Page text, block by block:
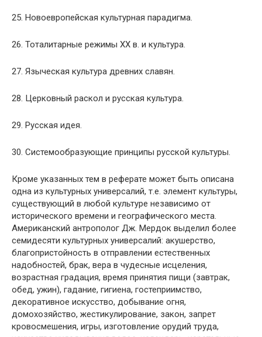
25. Новоевропейская культурная парадигма.
26. Тоталитарные режимы ХХ в. и культура.
27. Языческая культура древних славян.
28. Церковный раскол и русская культура.
29. Русская идея.
30. Системообразующие принципы русской культуры.
Кроме указанных тем в реферате может быть описана
одна из культурных универсалий, т.е. элемент культуры,
существующий в любой культуре независимо от
исторического времени и географического места.
Американский антрополог Дж. Мердок выделил более
семидесяти культурных универсалий: акушерство,
благопристойность в отправлении естественных
надобностей, брак, вера в чудесные исцеления,
возрастная градация, время принятия пищи (завтрак,
обед, ужин), гадание, гигиена, гостеприимство,
декоративное искусство, добывание огня,
домохозяйство, жестикулирование, закон, запрет
кровосмешения, игры, изготовление орудий труда,